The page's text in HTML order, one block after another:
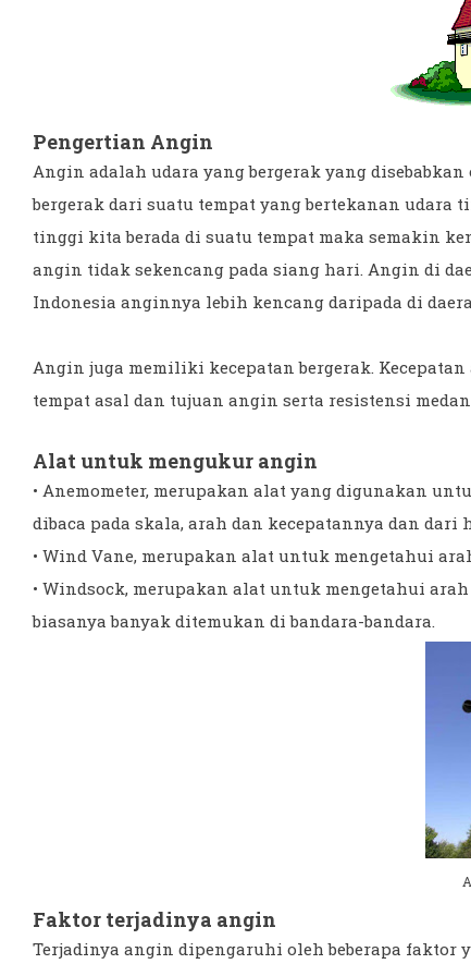
Pengertian Angin
Angin adalah udara yang bergerak yang
bergerak dari suatu tempat yang bertekanan udara
tinggi kita berada di suatu tempat maka semakin
angin tidak sekencang pada siang hari. Angin di
Indonesia anginnya lebih kencang daripada di
Angin juga memiliki kecepatan bergerak.
tempat asal dan tujuan angin serta resistensi
Alat untuk mengukur angin
• Anemometer, merupakan alat yang digunakan
dibaca pada skala, arah dan kecepatannya dan
• Wind Vane, merupakan alat untuk mengetahui
• Windsock, merupakan alat untuk mengetahui
biasanya banyak ditemukan di bandara-bandara.
Faktor terjadinya angin
Terjadinya angin dipengaruhi oleh beberapa faktor